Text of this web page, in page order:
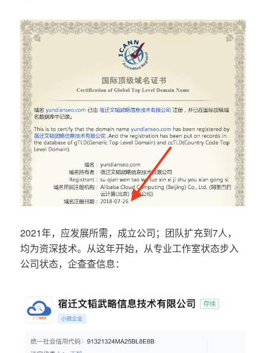
2021年，应发展所需，成立公司；团队扩充到7人，
均为资深技术。从这年开始，从专业工作室状态步入
公司状态，企查查信息：